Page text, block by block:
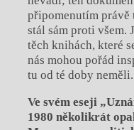
připomenutím
stál sám proti všem.
těch knihách, které
nás mohou pořád
tu od té doby neměli.
Ve svém eseji
1980 několikrát